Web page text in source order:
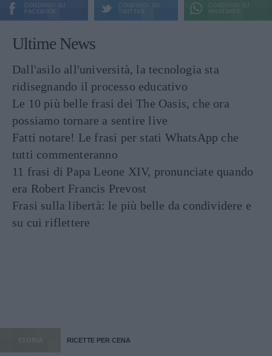
CONDIVIDI SU
FACEBOOK
CONDIVIDI SU
TWITTER
CONDIVIDI SU
WHATSAPP
Ultime News
Dall'asilo all'università, la tecnologia sta
ridisegnando il processo educativo
Le 10 più belle frasi dei The Oasis, che ora
possiamo tornare a sentire live
Fatti notare! Le frasi per stati WhatsApp che
tutti commenteranno
11 frasi di Papa Leone XIV, pronunciate quando
era Robert Francis Prevost
Frasi sulla libertà: le più belle da condividere e
su cui riflettere
STORIA RICETTE PER CENA